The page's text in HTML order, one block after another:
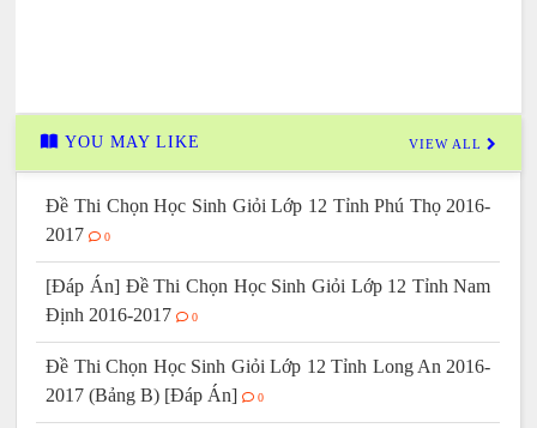
YOU MAY LIKE VIEW ALL
Đề Thi Chọn Học Sinh Giỏi Lớp 12 Tỉnh Phú Thọ 2016-
2017
0
[Đáp Án] Đề Thi Chọn Học Sinh Giỏi Lớp 12 Tỉnh Nam
Định 2016-2017
0
Đề Thi Chọn Học Sinh Giỏi Lớp 12 Tỉnh Long An 2016-
2017 (Bảng B) [Đáp Án]
0